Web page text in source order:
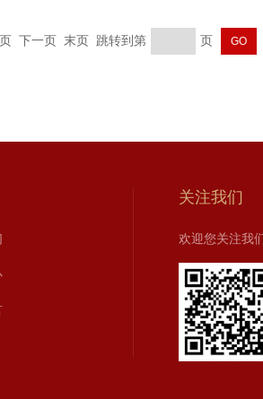
下一页 末页 跳转到第 页
关注我们
欢迎您关注我